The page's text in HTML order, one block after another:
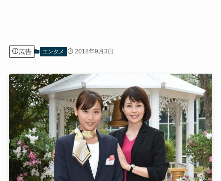
広告 エンタメ 2018年9月3日